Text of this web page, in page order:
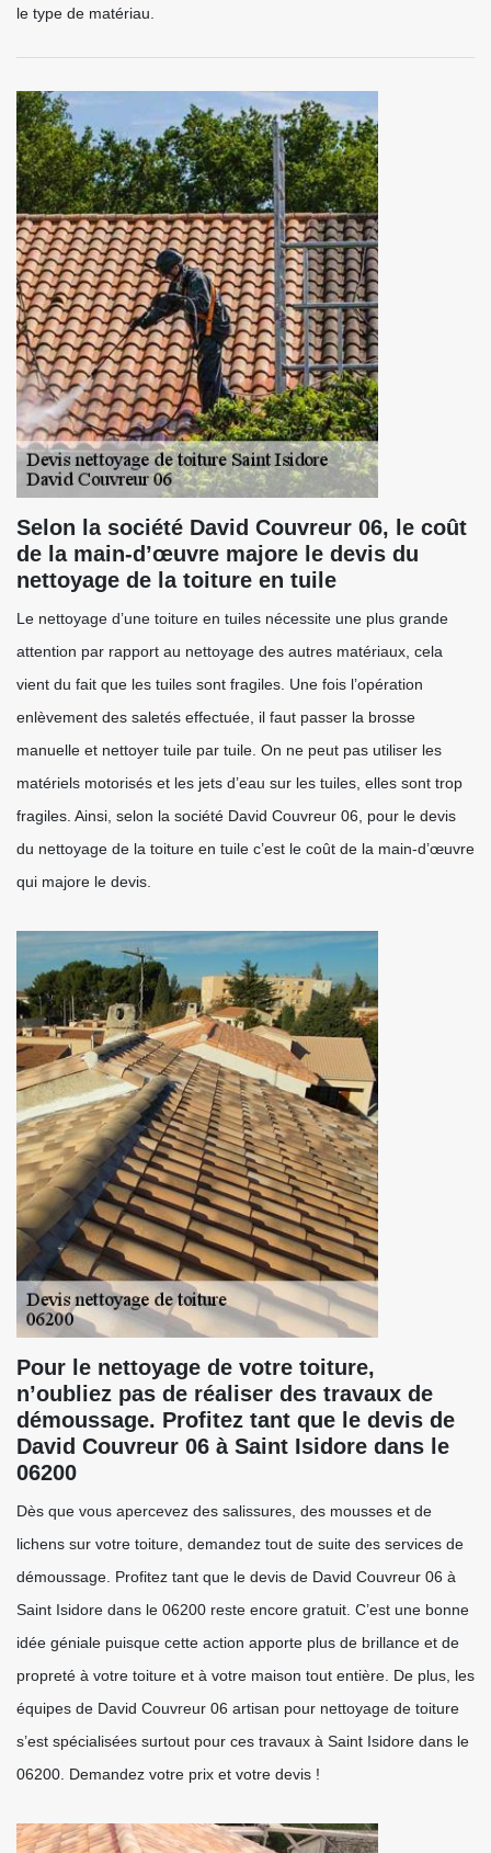
le type de matériau.
Selon la société David Couvreur 06, le coût
de la main-d’œuvre majore le devis du
nettoyage de la toiture en tuile
Le nettoyage d’une toiture en tuiles nécessite une plus grande
attention par rapport au nettoyage des autres matériaux, cela
vient du fait que les tuiles sont fragiles. Une fois l’opération
enlèvement des saletés effectuée, il faut passer la brosse
manuelle et nettoyer tuile par tuile. On ne peut pas utiliser les
matériels motorisés et les jets d’eau sur les tuiles, elles sont trop
fragiles. Ainsi, selon la société David Couvreur 06, pour le devis
du nettoyage de la toiture en tuile c’est le coût de la main-d’œuvre
qui majore le devis.
Pour le nettoyage de votre toiture,
n’oubliez pas de réaliser des travaux de
démoussage. Profitez tant que le devis de
David Couvreur 06 à Saint Isidore dans le
06200
Dès que vous apercevez des salissures, des mousses et de
lichens sur votre toiture, demandez tout de suite des services de
démoussage. Profitez tant que le devis de David Couvreur 06 à
Saint Isidore dans le 06200 reste encore gratuit. C’est une bonne
idée géniale puisque cette action apporte plus de brillance et de
propreté à votre toiture et à votre maison tout entière. De plus, les
équipes de David Couvreur 06 artisan pour nettoyage de toiture
s’est spécialisées surtout pour ces travaux à Saint Isidore dans le
06200. Demandez votre prix et votre devis !